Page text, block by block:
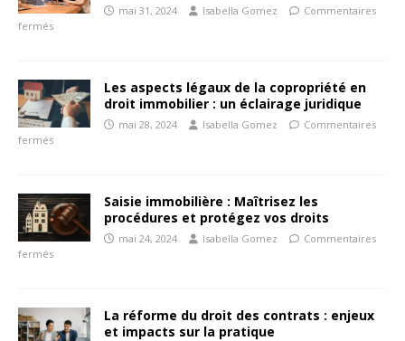
mai 31, 2024 Isabella Gomez
Commentaires
fermés
Les aspects légaux de la copropriété en
droit immobilier : un éclairage juridique
mai 28, 2024 Isabella Gomez
Commentaires
fermés
Saisie immobilière : Maîtrisez les
procédures et protégez vos droits
mai 24, 2024 Isabella Gomez
Commentaires
fermés
La réforme du droit des contrats : enjeux
et impacts sur la pratique